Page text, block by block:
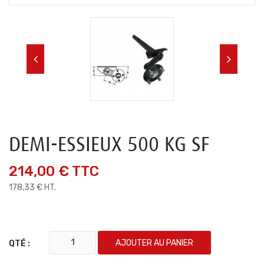
DEMI-ESSIEUX 500 KG SF
214,00 € TTC
178,33 € HT.
QTÉ : AJOUTER AU PANIER